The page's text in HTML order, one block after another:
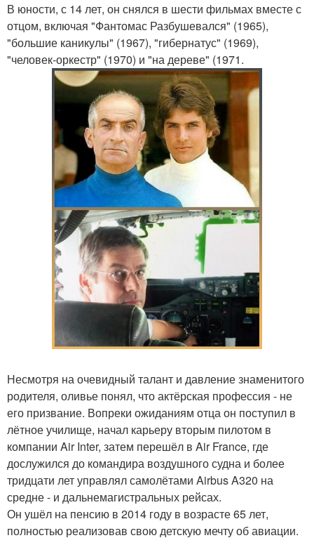
В юности, с 14 лет, он снялся в шести фильмах вместе с
отцом, включая "Фантомас Разбушевался" (1965),
"большие каникулы" (1967), "гибернатус" (1969),
"человек-оркестр" (1970) и "на дереве" (1971.
Несмотря на очевидный талант и давление знаменитого
родителя, оливье понял, что актёрская профессия - не
его призвание. Вопреки ожиданиям отца он поступил в
лётное училище, начал карьеру вторым пилотом в
компании Air Inter, затем перешёл в Air France, где
дослужился до командира воздушного судна и более
тридцати лет управлял самолётами Airbus A320 на
средне - и дальнемагистральных рейсах.
Он ушёл на пенсию в 2014 году в возрасте 65 лет,
полностью реализовав свою детскую мечту об авиации.